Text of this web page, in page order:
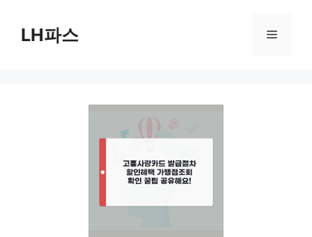
LH파스 메